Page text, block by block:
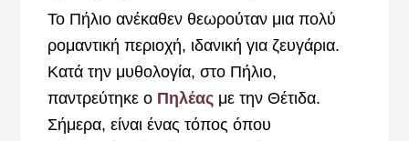
Το Πήλιο ανέκαθεν θεωρούταν μια πολύ
ρομαντική περιοχή, ιδανική για ζευγάρια.
Κατά την μυθολογία, στο Πήλιο,
παντρεύτηκε ο Πηλέας με την Θέτιδα.
Σήμερα, είναι ένας τόπος όπου